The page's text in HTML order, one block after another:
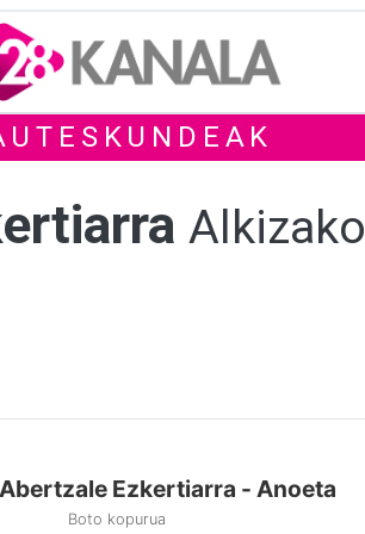
Alkizako
Ezkertiarra - Anoeta
Boto kopurua